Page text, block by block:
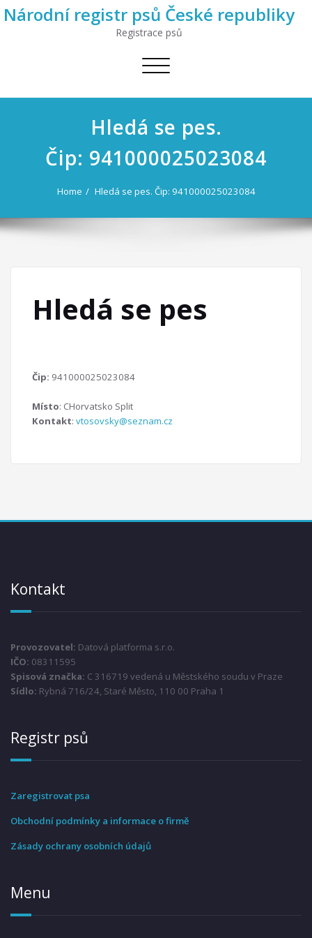
Národní registr psů České republiky
Registrace psů
Toggle
Hledá se pes.
Čip: 941000025023084
Home Hledá se pes. Čip: 941000025023084
Hledá se pes
Čip: 941000025023084
Místo: CHorvatsko Split
Kontakt: vtosovsky@seznam.cz
Kontakt
Provozovatel: Datová platforma s.r.o.
IČO: 08311595
Spisová značka: C 316719 vedená u Městského soudu v Praze
Sídlo: Rybná 716/24, Staré Město, 110 00 Praha 1
Registr psů
Zaregistrovat psa
Obchodní podmínky a informace o firmě
Zásady ochrany osobních údajů
Menu